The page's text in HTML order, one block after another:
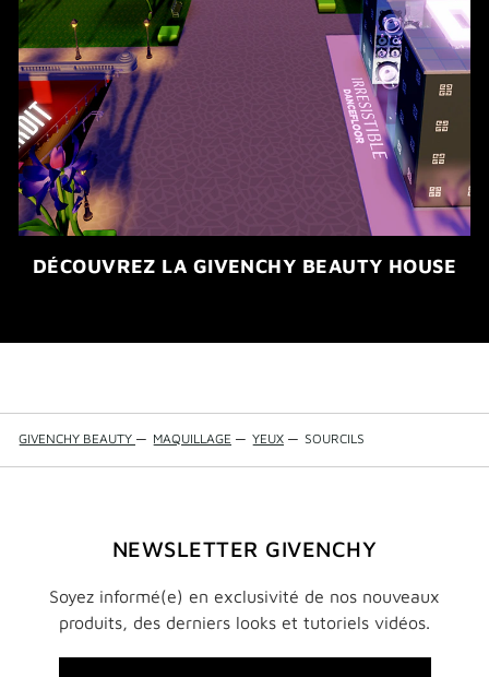
DÉCOUVREZ LA GIVENCHY BEAUTY HOUSE
GIVENCHY BEAUTY — MAQUILLAGE — YEUX — SOURCILS
NEWSLETTER GIVENCHY
Soyez informé(e) en exclusivité de nos nouveaux
produits, des derniers looks et tutoriels vidéos.